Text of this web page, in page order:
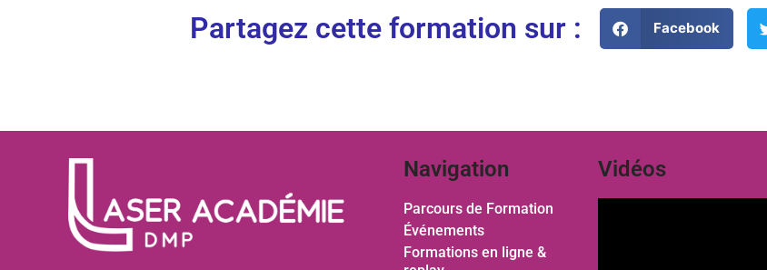
Partagez cette formation sur : Facebook
Navigation
Parcours de Formation
Événements
Formations en ligne &
Vidéos